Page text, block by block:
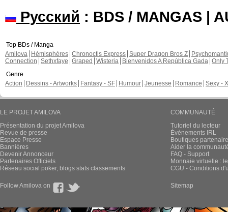
Русский : BDS / MANGAS |
Top BDs / Manga
Amilova
Hémisphères Chronoctis Express Super Dragon Bros Z
Connection Sethxfaye Graped Wisteria Bienvenidos A República Gada Only
Genre
Action
Dessins - Artworks Fantasy - SF Humour Jeunesse Romance Sexy -
LE PROJET AMILOVA
Présentation du projet Amilova
Revue de presse
Espace Presse
Bannières
Devenir Annonceur
Partenaires Officiels
Réseau social poker, blogs stats classements
COMMUNAUTÉ
Tutoriel du lecteur
Évènements IRL
Boutiques
Aider la
FAQ - Support
Monnaie virtuelle :
CGU - Conditions
Follow Amilova on Sitemap